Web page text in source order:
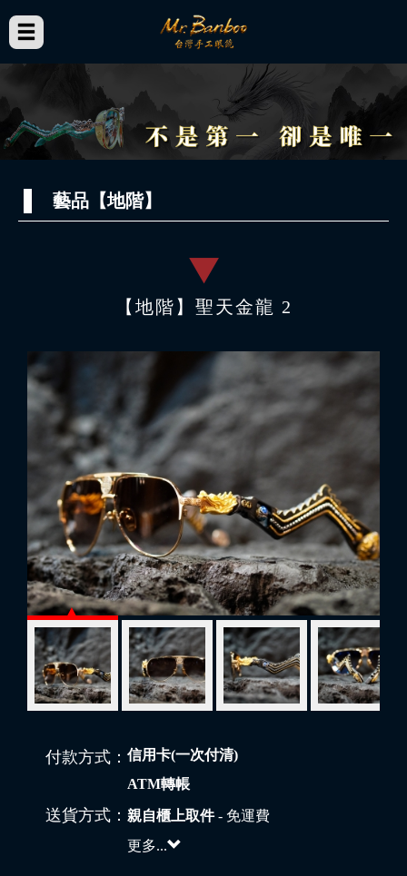
藝品【地階】
【地階】聖天金龍 2
付款方式： 信用卡(一次付清)
ATM轉帳
送貨方式： 親自櫃上取件- 免運費
更多...